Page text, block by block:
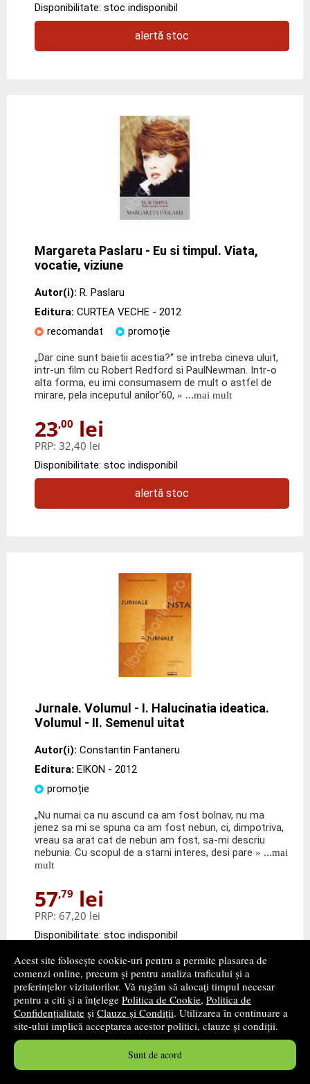
Acest site folosește cookie-uri pentru a permite plasarea de
comenzi online, precum și pentru analiza traficului și a
preferințelor vizitatorilor. Vă rugăm să alocați timpul necesar
pentru a citi și a înțelege Politica de Cookie, Politica de
Confidențialitate și Clauze și Condiții. Utilizarea în continuare a
site-ului implică acceptarea acestor politici, clauze și condiții.
Sunt de acord
Disponibilitate: stoc indisponibil
alertă stoc
Margareta Paslaru - Eu si timpul. Viata,
vocatie, viziune
Autor(i): R. Paslaru
Editura: CURTEA VECHE - 2012
recomandat
promoție
„Dar cine sunt baietii acestia?“ se intreba cineva uluit,
intr-un film cu Robert Redford si PaulNewman. Intr-o
alta forma, eu imi consumasem de mult o astfel de
mirare, pela inceputul anilor’60, » ...mai mult
23,00 lei
PRP: 32,40 lei
Disponibilitate: stoc indisponibil
alertă stoc
Jurnale. Volumul - I. Halucinatia ideatica.
Volumul - II. Semenul uitat
Autor(i): Constantin Fantaneru
Editura: EIKON - 2012
promoție
„Nu numai ca nu ascund ca am fost bolnav, nu ma
jenez sa mi se spuna ca am fost nebun, ci, dimpotriva,
vreau sa arat cat de nebun am fost, sa-mi descriu
nebunia. Cu scopul de a starni interes, desi pare » ...mai
mult
57,79 lei
PRP: 67,20 lei
Disponibilitate: stoc indisponibil
alertă stoc